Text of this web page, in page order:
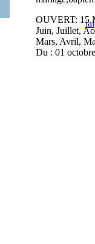
OUVERT: 15
Juin, Juillet,
Mars, Avril,
Du : 01